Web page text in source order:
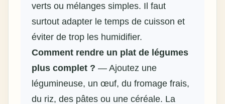
verts ou mélanges simples. Il faut
surtout adapter le temps de cuisson et
éviter de trop les humidifier.
Comment rendre un plat de légumes
plus complet ? — Ajoutez une
légumineuse, un œuf, du fromage frais,
du riz, des pâtes ou une céréale. La